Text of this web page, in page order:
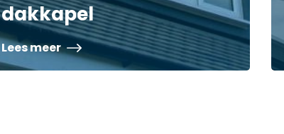
dakkapel
Lees meer